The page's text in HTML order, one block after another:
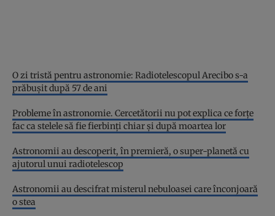
O zi tristă pentru astronomie: Radiotelescopul Arecibo s-a
prăbușit după 57 de ani
Probleme în astronomie. Cercetătorii nu pot explica ce forțe
fac ca stelele să fie fierbinți chiar și după moartea lor
Astronomii au descoperit, în premieră, o super-planetă cu
ajutorul unui radiotelescop
Astronomii au descifrat misterul nebuloasei care înconjoară
o stea